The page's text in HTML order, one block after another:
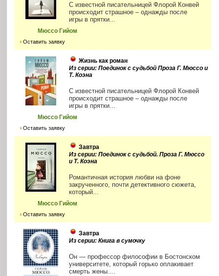
С известной писательницей Флорой Конвей
происходит страшное – однажды после
игры в прятки...
Мюссо Гийом
Оставить заявку
Жизнь как роман
Из серии: Поединок с судьбой Проза Г. Мюссо и
Т. Коэна
С известной писательницей Флорой Конвей
происходит страшное – однажды после
игры в прятки...
Мюссо Гийом
Оставить заявку
Завтра
Из серии: Поединок с судьбой. Проза Г. Мюссо
и Т. Коэна
Романтичная история любви на фоне
закрученного, почти детективного сюжета,
который...
Мюссо Гийом
Оставить заявку
Завтра
Из серии: Книга в сумочку
Он — профессор философии в Бостонском
университете, который горько оплакивает
смерть жены....